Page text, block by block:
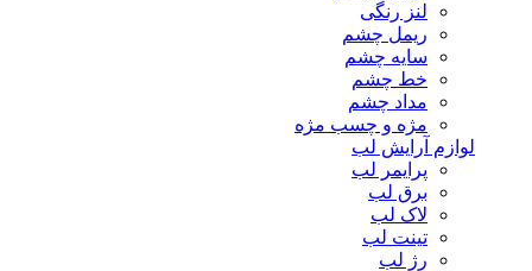
لنز رنگی
ریمل چشم
سایه چشم
خط چشم
مداد چشم
مژه و چسب مژه
لوازم آرایش لب
پرایمر لب
برق لب
لاک لب
تینت لب
رژ لب